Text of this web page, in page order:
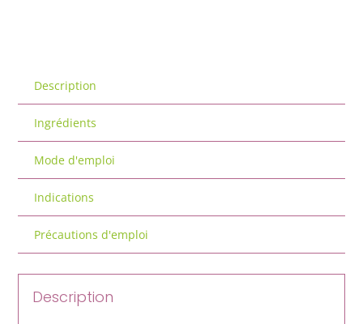
Description
Ingrédients
Mode d'emploi
Indications
Précautions d'emploi
Description